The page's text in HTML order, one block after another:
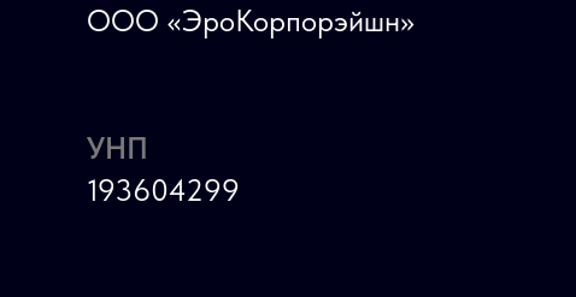
УНП
193604299
ООО «ЭроКорпорэйшн»